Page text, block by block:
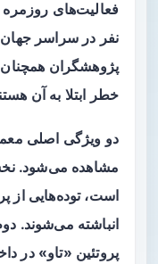
فعالیت‌های
نفر در سراسر جهان
پژوهشگران همچنان
خطر ابتلا به آن
دو ویژگی اصلی
مشاهده می‌شود.
است، توده‌هایی از
انباشته می‌شوند.
پروتئین «تاو» در